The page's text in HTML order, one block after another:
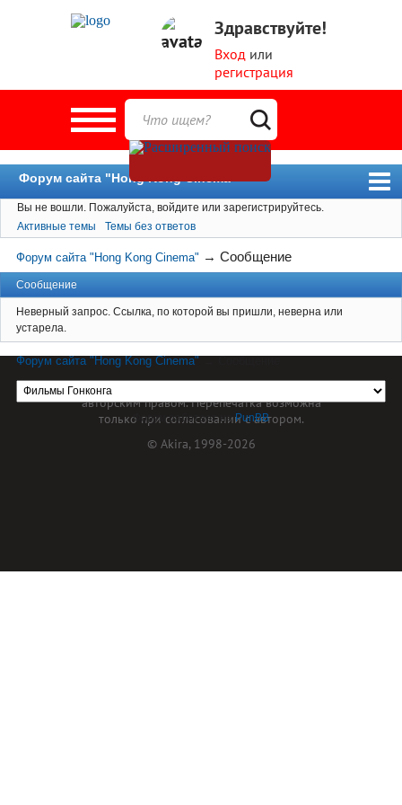
Здравствуйте!
Вход или
регистрация
Форум сайта "Hong Kong Cinema"
Форум
Новости
Пользователи
Поиск
Вы не вошли. Пожалуйста, войдите или зарегистрируйтесь.
Активные темы
Темы без ответов
Форум сайта "Hong Kong Cinema" →Сообщение
Сообщение
Неверный запрос. Ссылка, по которой вы пришли, неверна или
устарела.
Форум сайта "Hong Kong Cinema"
Форум работает наPunBB
Материал сайта hkcinema.ru защищен
авторским правом. Перепечатка возможна
только при согласовании с автором.
© Akira, 1998-2026